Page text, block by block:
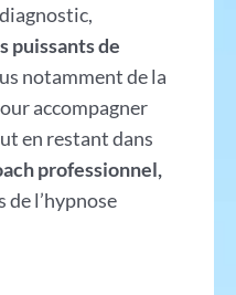
puissants de
notamment de la
accompagner
en restant dans
professionnel,
de l’hypnose